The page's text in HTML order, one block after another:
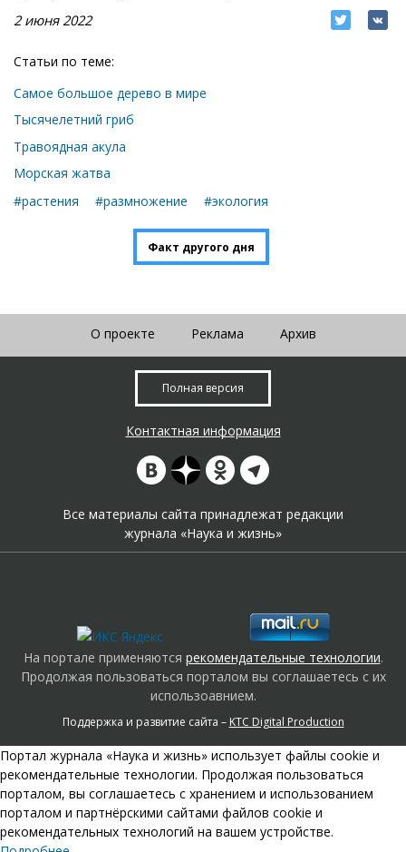
2 июня 2022
Статьи по теме:
Самое большое дерево в мире
Тысячелетний гриб
Травоядная акула
Морская жатва
#растения
#размножение #экология
Факт другого дня
О проекте Реклама Архив
Полная версия
Контактная информация
Все материалы сайта принадлежат редакции
журнала «Наука и жизнь»
На портале применяются рекомендательные технологии.
Продолжая пользоваться порталом вы соглашаетесь с их
использоавнием.
Поддержка и развитие сайта – KTC Digital Production
Портал журнала «Наука и жизнь» использует файлы cookie и
рекомендательные технологии. Продолжая пользоваться
порталом, вы соглашаетесь с хранением и использованием
порталом и партнёрскими сайтами файлов cookie и
рекомендательных технологий на вашем устройстве.